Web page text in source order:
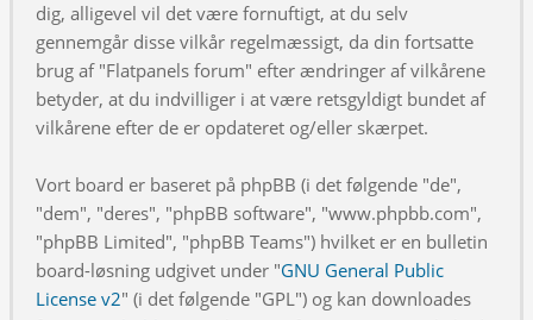
dig, alligevel vil det være fornuftigt, at du selv
gennemgår disse vilkår regelmæssigt, da din fortsatte
brug af "Flatpanels forum" efter ændringer af vilkårene
betyder, at du indvilliger i at være retsgyldigt bundet af
vilkårene efter de er opdateret og/eller skærpet.
Vort board er baseret på phpBB (i det følgende "de",
"dem", "deres", "phpBB software", "www.phpbb.com",
"phpBB Limited", "phpBB Teams") hvilket er en bulletin
board-løsning udgivet under "GNU General Public
License v2" (i det følgende "GPL") og kan downloades